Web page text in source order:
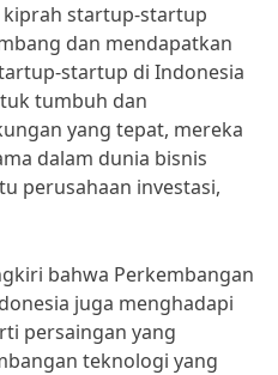
startup-startup
dan mendapatkan
startup di Indonesia
tumbuh dan
yang tepat, mereka
dalam dunia bisnis
perusahaan investasi,
bahwa Perkembangan
juga menghadapi
persaingan yang
teknologi yang